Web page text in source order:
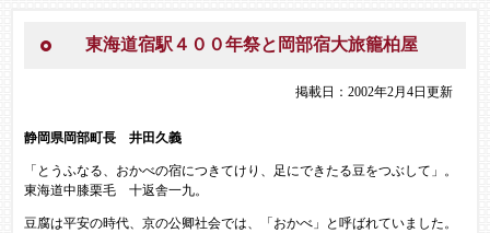
東海道宿駅４００年祭と岡部宿大旅籠柏屋
掲載日：2002年2月4日更新
静岡県岡部町長 井田久義
「とうふなる、おかべの宿につきてけり、足にできたる豆をつぶして」。
東海道中膝栗毛 十返舎一九。
豆腐は平安の時代、京の公卿社会では、「おかべ」と呼ばれていました。